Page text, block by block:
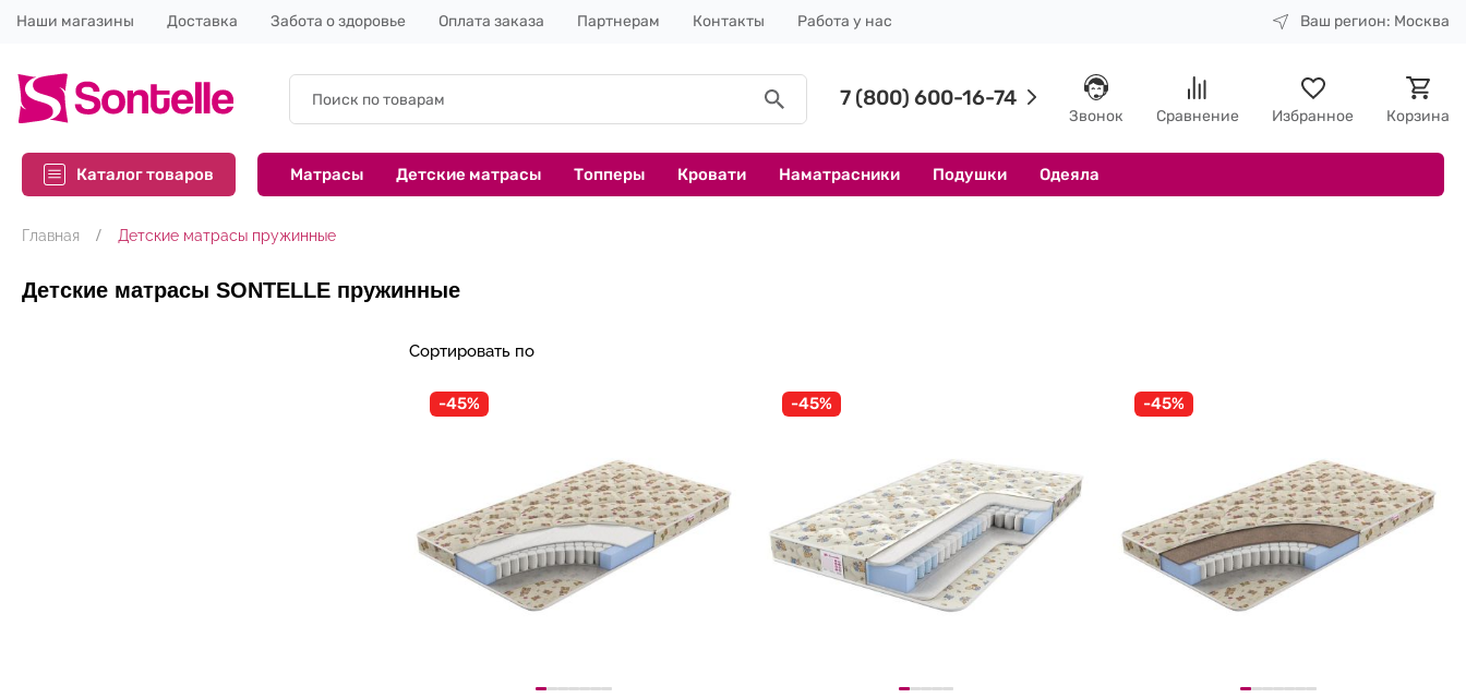
Наши магазины Доставка Забота о здоровье Оплата заказа Партнерам Контакты Работа у нас Ваш регион: Москва
7 (800) 600-16-74
Звонок Сравнение Избранное Корзина
Каталог товаров Матрасы Детские матрасы Топперы Кровати Наматрасники Подушки Одеяла
Главная Детские матрасы пружинные
Детские матрасы SONTELLE пружинные
Сортировать по
-45% -45% -45%